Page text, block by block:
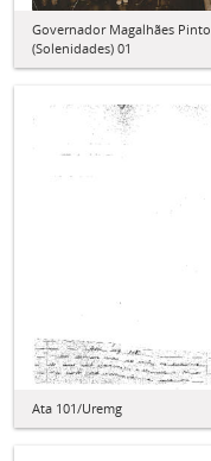
Governador Magalhães Pinto
(Solenidades) 01
Ata 101/Uremg